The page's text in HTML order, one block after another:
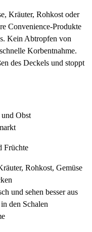
Kräuter, Rohkost oder
Convenience-Produkte
Kein Abtropfen von
Korbentnahme.
des Deckels und stoppt
Obst
Früchte
Rohkost, Gemüse
und sehen besser aus
den Schalen